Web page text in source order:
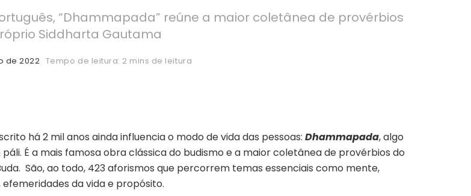
“Dhammapada” reúne a maior coletânea de provérbios
Siddharta Gautama
de 2022 Tempo de leitura: 2 mins de leitura
há 2 mil anos ainda influencia o modo de vida das pessoas: Dhammapada, algo
É a mais famosa obra clássica do budismo e a maior coletânea de provérbios do
São, ao todo, 423 aforismos que percorrem temas essenciais como mente,
da vida e propósito.